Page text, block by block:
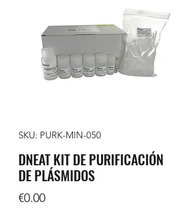
SKU: PURK-MIN-050
DNEAT KIT DE PURIFICACIÓN
DE PLÁSMIDOS
€0.00Price